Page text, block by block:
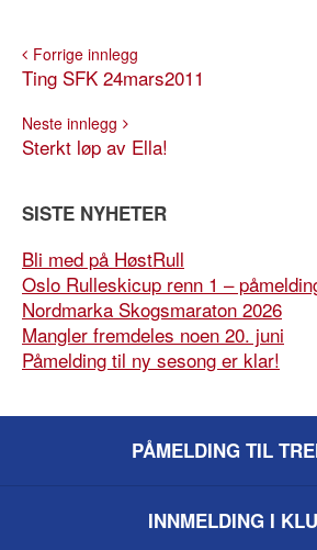
Forrige innlegg
Ting SFK 24mars2011
Neste innlegg
Sterkt løp av Ella!
SISTE NYHETER
Bli med på HøstRull
Oslo Rulleskicup renn 1 –
Nordmarka Skogsmaraton 2026
Mangler fremdeles noen 20. juni
Påmelding til ny sesong er klar!
PÅMELDING TIL
INNMELDING I